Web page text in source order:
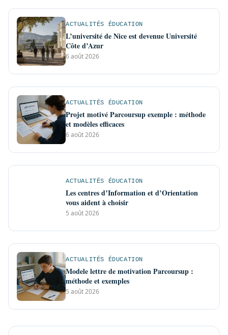
ACTUALITÉS ÉDUCATION
L’université de Nice est devenue Université
Côte d’Azur
6 août 2026
ACTUALITÉS ÉDUCATION
Projet motivé Parcoursup exemple : méthode
et modèles efficaces
6 août 2026
ACTUALITÉS ÉDUCATION
Les centres d’Information et d’Orientation
vous aident à choisir
5 août 2026
ACTUALITÉS ÉDUCATION
Modele lettre de motivation Parcoursup :
méthode et exemples
5 août 2026